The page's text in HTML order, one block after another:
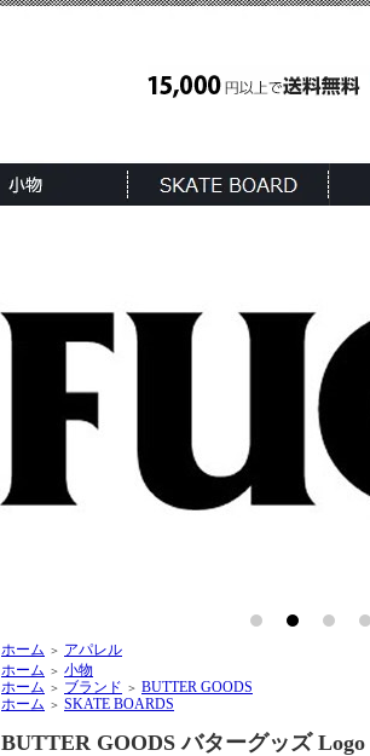
ホーム ＞ アパレル
ホーム ＞ 小物
ホーム ＞ ブランド ＞ BUTTER GOODS
ホーム ＞ SKATE BOARDS
BUTTER GOODS バターグッズ Logo